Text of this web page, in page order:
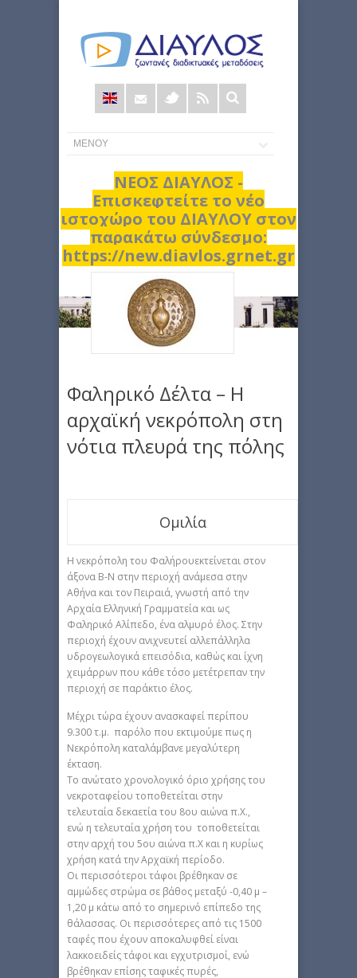
Φόρμα
αναζήτησης
ΝΕΟΣ ΔΙΑΥΛΟΣ -
Επισκεφτείτε το νέο
ιστοχώρο του ΔΙΑΥΛΟΥ στον
παρακάτω σύνδεσμο:
https://new.diavlos.grnet.gr
Φαληρικό Δέλτα – Η
αρχαϊκή νεκρόπολη στη
νότια πλευρά της πόλης
Ομιλία
Η νεκρόπολη του Φαλήρουεκτείνεται στον
άξονα Β-Ν στην περιοχή ανάμεσα στην
Αθήνα και τον Πειραιά, γνωστή από την
Αρχαία Ελληνική Γραμματεία και ως
Φαληρικό Αλίπεδο, ένα αλμυρό έλος. Στην
περιοχή έχουν ανιχνευτεί αλλεπάλληλα
υδρογεωλογικά επεισόδια, καθώς και ίχνη
χειμάρρων που κάθε τόσο μετέτρεπαν την
περιοχή σε παράκτιο έλος.
Μέχρι τώρα έχουν ανασκαφεί περίπου
9.300 τ.μ. παρόλο που εκτιμούμε πως η
Νεκρόπολη καταλάμβανε μεγαλύτερη
έκταση.
Το ανώτατο χρονολογικό όριο χρήσης του
νεκροταφείου τοποθετείται στην
τελευταία δεκαετία του 8ου αιώνα π.Χ.,
ενώ η τελευταία χρήση του τοποθετείται
στην αρχή του 5ου αιώνα π.Χ και η κυρίως
χρήση κατά την Αρχαϊκή περίοδο.
Οι περισσότεροι τάφοι βρέθηκαν σε
αμμώδες στρώμα σε βάθος μεταξύ -0,40 μ –
1,20 μ κάτω από το σημερινό επίπεδο της
θάλασσας. Οι περισσότερες από τις 1500
ταφές που έχουν αποκαλυφθεί είναι
λακκοειδείς τάφοι και εγχυτρισμοί, ενώ
βρέθηκαν επίσης ταφικές πυρές,